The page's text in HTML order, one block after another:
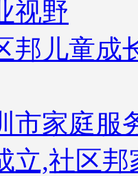
视野
邦儿童成
市家庭服
立,社区